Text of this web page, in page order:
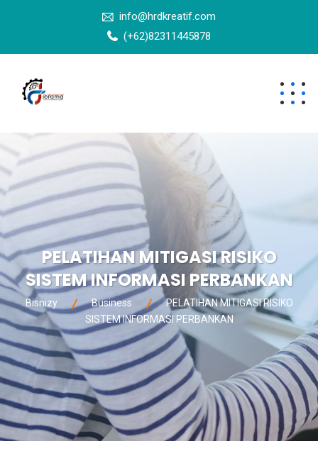
info@hrdkreatif.com
(+62)82311445878
PELATIHAN MITIGASI RISIKO
SISTEM INFORMASI PERBANKAN
Bisnizy Business
PELATIHAN MITIGASI RISIKO
SISTEM INFORMASI PERBANKAN